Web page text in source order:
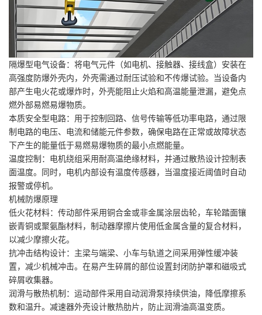
隔爆型电气设备：将电气元件（如电机、接触器、接线盒）安装在
高强度防爆外壳内，外壳需通过耐压试验和不传爆试验。当设备内
部产生电火花或爆炸时，外壳能阻止火焰和高温能量泄漏，避免点
燃外部易燃易爆物质。
本质安全型电路：用于控制回路、信号传输等低功率电路，通过限
制电路的电压、电流和储能元件参数，确保电路在正常或故障状态
下产生的能量低于易燃易爆物质的最小点燃能量。
温度控制：电机绕组采用耐高温绝缘材料，并通过散热设计控制表
面温度。同时，电机内部设有温度传感器，当温度接近阈值时自动
报警或停机。
机械防爆原理
低火花材料：传动部件采用铜合金或非金属涂层齿轮，车轮踏面镶
嵌青铜或聚氨酯材料，制动器摩擦片使用低金属含量的复合材料，
以减少摩擦火花。
抗冲击结构设计：主梁与端梁、小车与轨道之间采用弹性缓冲装
置，减少机械冲击。在易产生碎屑的部位设置封闭防护罩和磁吸式
碎屑收集器。
润滑与散热机制：运动部件采用自动润滑泵持续供油，降低摩擦系
数和温升。减速器外壳设计散热肋片，防止润滑油高温变质。